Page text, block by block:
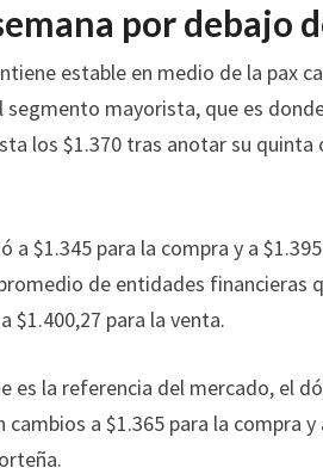
por debajo
estable en medio de la pax
segmento mayorista, que es
los $1.370 tras anotar su quinta
$1.345 para la compra y a
de entidades financieras
$1.400,27 para la venta.
es la referencia del mercado, el
a $1.365 para la compra y